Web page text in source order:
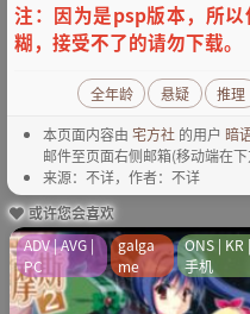
注：因为是psp版本，所
糊，接受不了的请勿下载。
全年龄 悬疑 推理
本页面内容由 宅方社 的用户 暗
邮件至页面右侧邮箱(移动端在下
来源：不详，作者：不详
或许您会喜欢
ADV | AVG |
PC
galga
me
ONS | KR |
手机